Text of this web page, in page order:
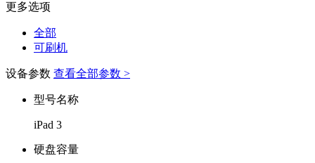
更多选项
全部
可刷机
设备参数 查看全部参数 >
型号名称
iPad 3
硬盘容量